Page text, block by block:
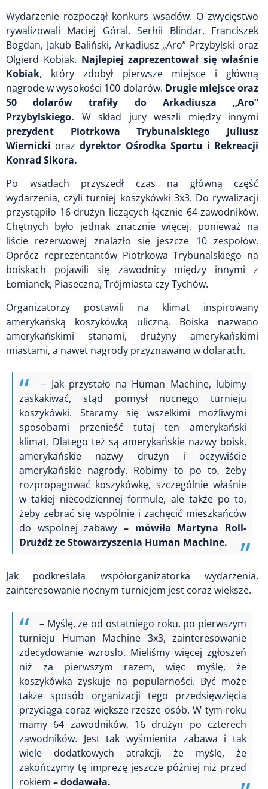
Wydarzenie rozpoczął konkurs wsadów. O zwycięstwo
rywalizowali Maciej Góral, Serhii Blindar, Franciszek
Bogdan, Jakub Baliński, Arkadiusz „Aro” Przybylski oraz
Olgierd Kobiak. Najlepiej zaprezentował się właśnie
Kobiak, który zdobył pierwsze miejsce i główną
nagrodę w wysokości 100 dolarów. Drugie miejsce oraz
50 dolarów trafiły do Arkadiusza „Aro”
Przybylskiego. W skład jury weszli między innymi
prezydent Piotrkowa Trybunalskiego Juliusz
Wiernicki orazdyrektor Ośrodka Sportu i Rekreacji
Konrad Sikora.
Po wsadach przyszedł czas na główną część
wydarzenia, czyli turniej koszykówki 3x3. Do rywalizacji
przystąpiło 16 drużyn liczących łącznie 64 zawodników.
Chętnych było jednak znacznie więcej, ponieważ na
liście rezerwowej znalazło się jeszcze 10 zespołów.
Oprócz reprezentantów Piotrkowa Trybunalskiego na
boiskach pojawili się zawodnicy między innymi z
Łomianek, Piaseczna, Trójmiasta czy Tychów.
Organizatorzy postawili na klimat inspirowany
amerykańską koszykówką uliczną. Boiska nazwano
amerykańskimi stanami, drużyny amerykańskimi
miastami, a nawet nagrody przyznawano w dolarach.
– Jak przystało na Human Machine, lubimy
zaskakiwać, stąd pomysł nocnego turnieju
koszykówki. Staramy się wszelkimi możliwymi
sposobami przenieść tutaj ten amerykański
klimat. Dlatego też są amerykańskie nazwy boisk,
amerykańskie nazwy drużyn i oczywiście
amerykańskie nagrody. Robimy to po to, żeby
rozpropagować koszykówkę, szczególnie właśnie
w takiej niecodziennej formule, ale także po to,
żeby zebrać się wspólnie i zachęcić mieszkańców
do wspólnej zabawy – mówiła Martyna Roll-
Drużdż ze Stowarzyszenia Human Machine.
Jak podkreślała współorganizatorka wydarzenia,
zainteresowanie nocnym turniejem jest coraz większe.
– Myślę, że od ostatniego roku, po pierwszym
turnieju Human Machine 3x3, zainteresowanie
zdecydowanie wzrosło. Mieliśmy więcej zgłoszeń
niż za pierwszym razem, więc myślę, że
koszykówka zyskuje na popularności. Być może
także sposób organizacji tego przedsięwzięcia
przyciąga coraz większe rzesze osób. W tym roku
mamy 64 zawodników, 16 drużyn po czterech
zawodników. Jest tak wyśmienita zabawa i tak
wiele dodatkowych atrakcji, że myślę, że
zakończymy tę imprezę jeszcze później niż przed
rokiem – dodawała.